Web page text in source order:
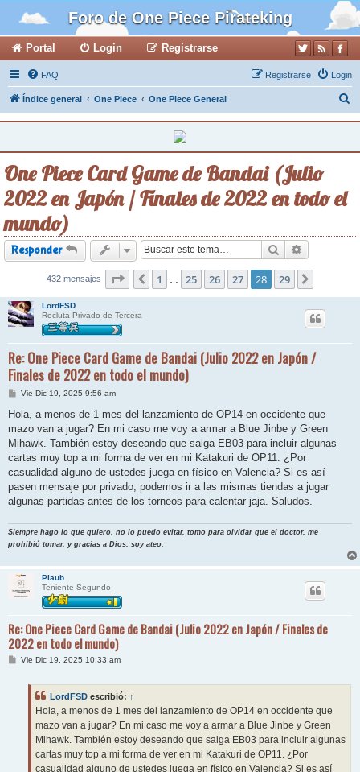
Foro de One Piece Pirateking
Portal Login Registrarse
FAQ Login
Registrarse
Índice general One Piece One Piece General
c
One Piece Card Game de Bandai (Julio
2022 en Japón / Finales de 2022 en todo el
mundo)
Responder Buscar
432 mensajes Página 28de29
Anterior
1 25 26 27 28 29
LordFSD
Recluta Privado de Tercera
Re: One Piece Card Game de Bandai (Julio 2022 en Japón /
Finales de 2022 en todo el mundo)
M
n
a
j
Vie Dic 19, 2025 9:56 am
Hola, a menos de 1 mes del lanzamiento de OP14 en occidente que
mazo van a jugar? En mi caso me voy a armar a Blue Jinbe y Green
Mihawk. También estoy deseando que salga EB03 para incluir algunas
cartas muy top a mi forma de ver en mi Katakuri de OP11. ¿Por
casualidad alguno de ustedes juega en físico en Valencia? Si es así
pasen mensaje por privado, podemos ir a las mismas tiendas a jugar
algunas partidas antes de los torneos para calentar jaja. Saludos.
Siempre hago lo que quiero, no lo puedo evitar, tomo para olvidar que el doctor, me
prohibió tomar, y gracias a Dios, soy ateo.
Plaub
Teniente Segundo
Re: One Piece Card Game de Bandai (Julio 2022 en Japón / Finales de
2022 en todo el mundo)
MVie Dic 19, 2025 10:33 am
LordFSD escribió: ↑
Hola, a menos de 1 mes del lanzamiento de OP14 en occidente que
mazo van a jugar? En mi caso me voy a armar a Blue Jinbe y Green
Mihawk. También estoy deseando que salga EB03 para incluir algunas
cartas muy top a mi forma de ver en mi Katakuri de OP11. ¿Por
casualidad alguno de ustedes juega en físico en Valencia? Si es así